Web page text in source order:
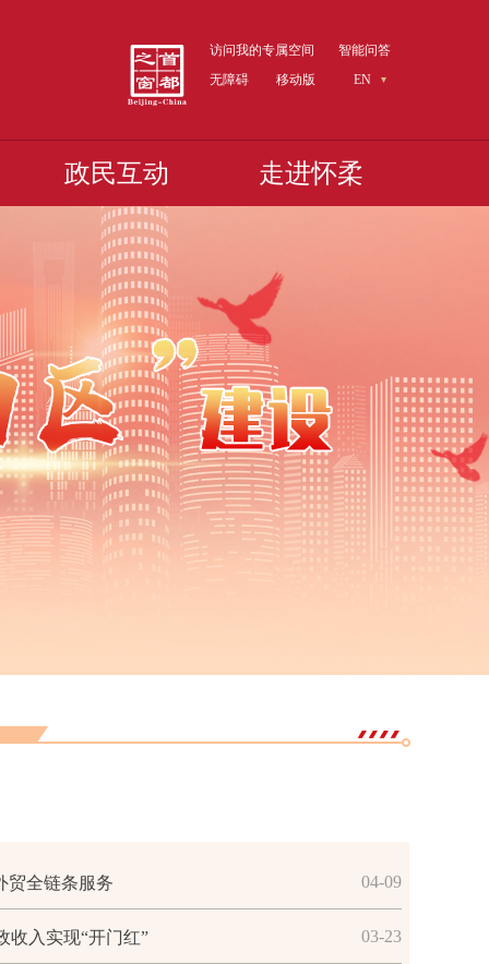
访问我的专属空间
智能问答
无障碍
移动版 EN
政民互动 走进怀柔
贸全链条服务 04-09
收入实现“开门红” 03-23